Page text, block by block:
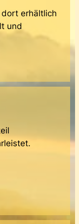
erhältlich
und